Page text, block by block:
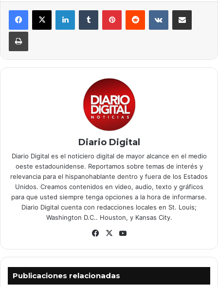
LinkedInTumblr PinterestReddit VKontakteCompartir por correo
Imprimir
Diario Digital
Diario Digital es el noticiero digital de mayor alcance en el medio
oeste estadounidense. Reportamos sobre temas de interés y
relevancia para el hispanohablante dentro y fuera de los Estados
Unidos. Creamos contenidos en video, audio, texto y gráficos
para que usted siempre tenga opciones a la hora de informarse.
Diario Digital cuenta con redacciones locales en St. Louis;
Washington D.C.. Houston, y Kansas City.
Facebook
X
Publicaciones relacionadas